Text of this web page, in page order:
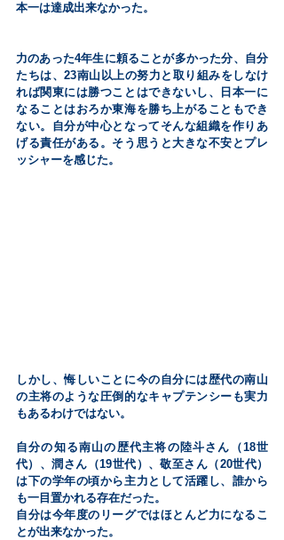
本一は達成出来なかった。
力のあった4年生に頼ることが多かった分、自分
たちは、23南山以上の努力と取り組みをしなけ
れば関東には勝つことはできないし、日本一に
なることはおろか東海を勝ち上がることもでき
ない。自分が中心となってそんな組織を作りあ
げる責任がある。そう思うと大きな不安とプレ
ッシャーを感じた。
しかし、悔しいことに今の自分には歴代の南山
の主将のような圧倒的なキャプテンシーも実力
もあるわけではない。
自分の知る南山の歴代主将の陸斗さん（18世
代）、潤さん（19世代）、敬至さん（20世代）
は下の学年の頃から主力として活躍し、誰から
も一目置かれる存在だった。
自分は今年度のリーグではほとんど力になるこ
とが出来なかった。